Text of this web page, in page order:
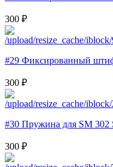
300 ₽
#29 Фиксированный
300 ₽
#30 Пружина для SM 302
300 ₽